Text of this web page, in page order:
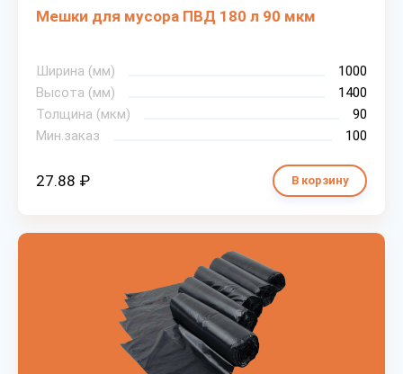
Мешки для мусора ПВД 180 л 90 мкм
Ширина (мм)
1000
Высота (мм)
1400
Толщина (мкм)
90
Мин.заказ
100
27.88 ₽ В корзину